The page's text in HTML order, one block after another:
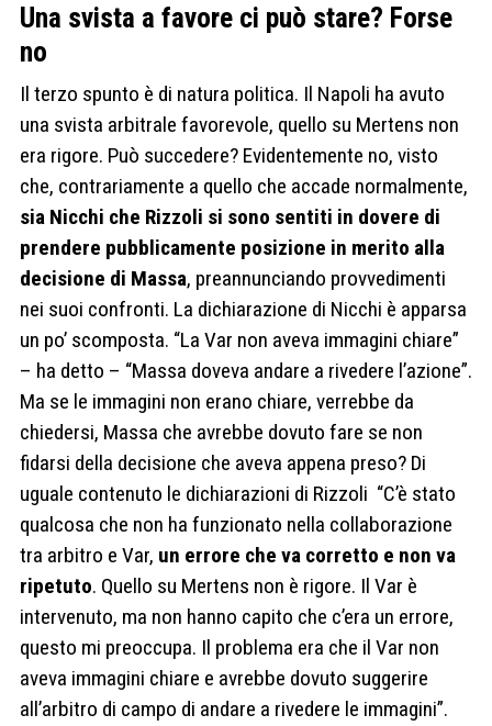
Una svista a favore ci può stare? Forse
no
Il terzo spunto è di natura politica. Il Napoli ha avuto
una svista arbitrale favorevole, quello su Mertens non
era rigore. Può succedere? Evidentemente no, visto
che, contrariamente a quello che accade normalmente,
sia Nicchi che Rizzoli si sono sentiti in dovere di
prendere pubblicamente posizione in merito alla
decisione di Massa, preannunciando provvedimenti
nei suoi confronti. La dichiarazione di Nicchi è apparsa
un po’ scomposta. “La Var non aveva immagini chiare”
– ha detto – “Massa doveva andare a rivedere l’azione”.
Ma se le immagini non erano chiare, verrebbe da
chiedersi, Massa che avrebbe dovuto fare se non
fidarsi della decisione che aveva appena preso? Di
uguale contenuto le dichiarazioni di Rizzoli “C’è stato
qualcosa che non ha funzionato nella collaborazione
tra arbitro e Var, un errore che va corretto e non va
ripetuto. Quello su Mertens non è rigore. Il Var è
intervenuto, ma non hanno capito che c’era un errore,
questo mi preoccupa. Il problema era che il Var non
aveva immagini chiare e avrebbe dovuto suggerire
all’arbitro di campo di andare a rivedere le immagini”.